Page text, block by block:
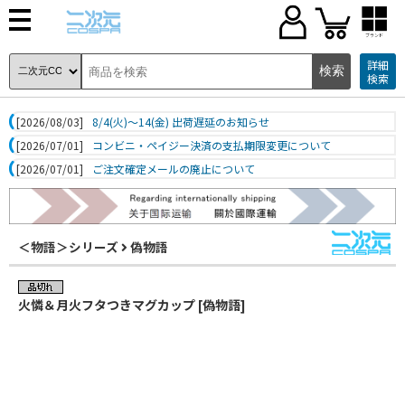
ブランド
詳細
検索
[2026/08/03]
8/4(火)～14(金) 出荷遅延のお知らせ
[2026/07/01]
コンビニ・ペイジー決済の支払期限変更について
[2026/07/01]
ご注文確定メールの廃止について
＜物語＞シリーズ 偽物語
火憐＆月火フタつきマグカップ [偽物語]